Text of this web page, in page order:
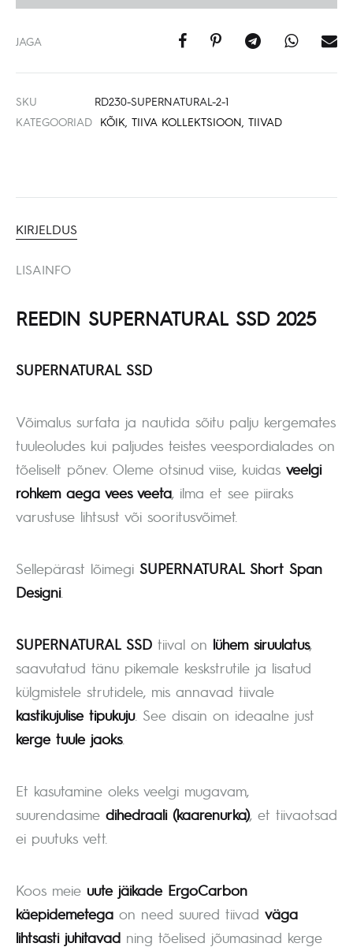
JAGA
SKU
RD230-SUPERNATURAL-2-1
KATEGOORIAD
KÕIK TIIVA KOLLEKTSIOON TIIVAD
KIRJELDUS
LISAINFO
REEDIN SUPERNATURAL SSD 2025
SUPERNATURAL SSD
Võimalus surfata ja nautida sõitu palju kergemates
tuuleoludes kui paljudes teistes veespordialades on
tõeliselt põnev. Oleme otsinud viise, kuidas veelgi
rohkem aega vees veeta, ilma et see piiraks
varustuse lihtsust või sooritusvõimet.
Sellepärast lõimegi SUPERNATURAL Short Span
Designi.
SUPERNATURAL SSD tiival on lühem siruulatus,
saavutatud tänu pikemale keskstrutile ja lisatud
külgmistele strutidele, mis annavad tiivale
kastikujulise tipukuju. See disain on ideaalne just
kerge tuule jaoks.
Et kasutamine oleks veelgi mugavam,
suurendasime dihedraali (kaarenurka), et tiivaotsad
ei puutuks vett.
Koos meie uute jäikade ErgoCarbon
käepidemetega on need suured tiivad väga
lihtsasti juhitavad ning tõelised jõumasinad kerge